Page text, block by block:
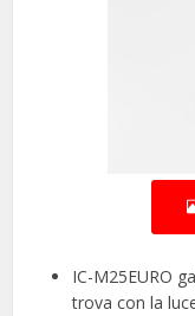
IC-M25EURO
trova con la